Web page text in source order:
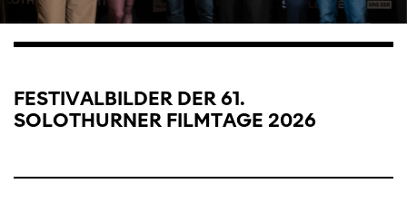
FESTIVALBILDER DER 61.
SOLOTHURNER FILMTAGE 2026